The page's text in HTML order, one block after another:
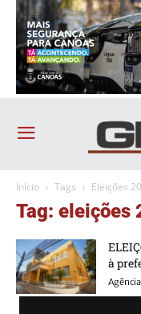
Início Tags Eleições
Tag: eleições
à